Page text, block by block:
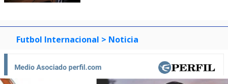
Futbol Internacional > Noticia